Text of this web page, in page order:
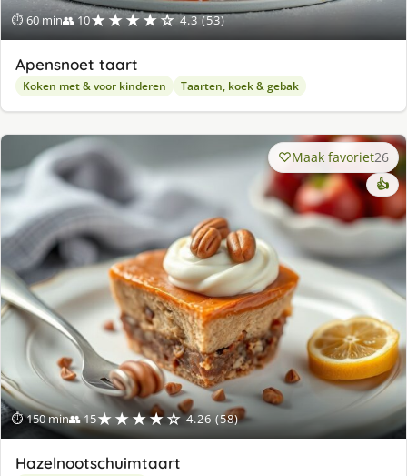
⏱ 60 min👥 10★★★★☆ 4.3 (53)
Apensnoet taart
Koken met & voor kinderen Taarten, koek & gebak
⏱ 150 min👥 15★★★★☆ 4.26 (58)
Maak favoriet26
👍
Hazelnootschuimtaart